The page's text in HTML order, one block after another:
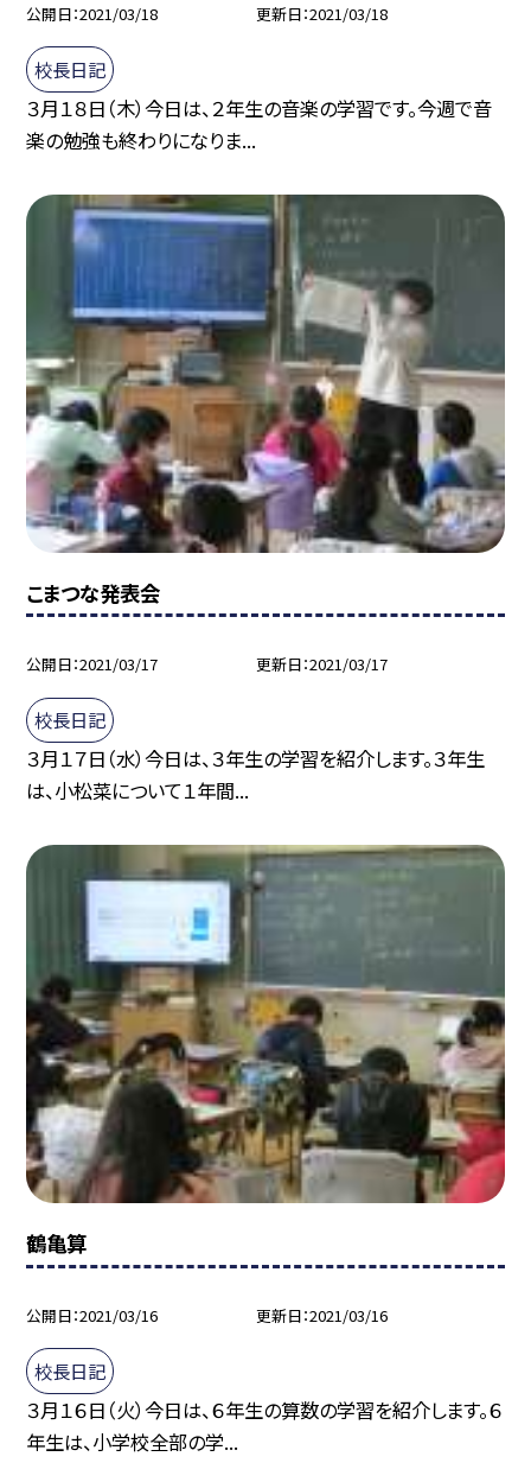
公開日 2021/03/18 更新日 2021/03/18
校長日記
３月１８日（木）今日は、２年生の音楽の学習です。今週で音
楽の勉強も終わりになりま...
こまつな発表会
公開日 2021/03/17 更新日 2021/03/17
校長日記
３月１７日（水）今日は、３年生の学習を紹介します。３年生
は、小松菜について１年間...
鶴亀算
公開日 2021/03/16 更新日 2021/03/16
校長日記
３月１６日（火）今日は、６年生の算数の学習を紹介します。６
年生は、小学校全部の学...